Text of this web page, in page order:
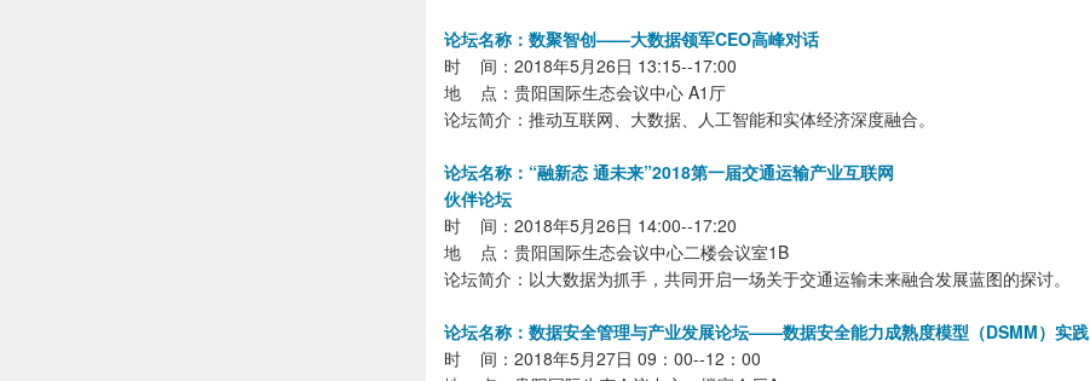
论坛名称：数聚智创——大数据领军CEO高峰对话
时 间：2018年5月26日 13:15--17:00
地 点：贵阳国际生态会议中心 A1厅
论坛简介：推动互联网、大数据、人工智能和实体经济深度融合。
论坛名称：“融新态 通未来”2018第一届交通运输产业互联网
伙伴论坛
时 间：2018年5月26日 14:00--17:20
地 点：贵阳国际生态会议中心二楼会议室1B
论坛简介：以大数据为抓手，共同开启一场关于交通运输未来融合发展蓝图的探讨。
论坛名称：数据安全管理与产业发展论坛——数据安全能力成熟度模型（DSMM）实践
时 间：2018年5月27日 09：00--12：00